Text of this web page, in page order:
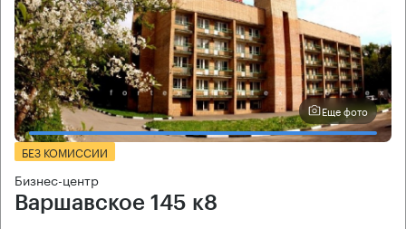
Еще фото
БЕЗ КОМИССИИ
Бизнес-центр
Варшавское 145 к8